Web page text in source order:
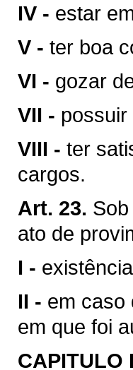
IV - estar
V - ter boa
VI - gozar
VII -
VIII - ter
cargos.
Art. 23.
ato de
I -
II - em caso
em que foi
CAPITULO